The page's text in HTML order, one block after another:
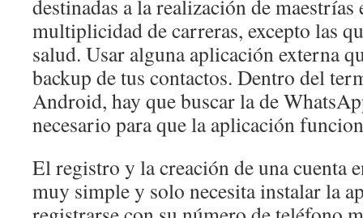
destinadas a la realización de maestrías
multiplicidad de carreras, excepto las
salud. Usar alguna aplicación externa
backup de tus contactos. Dentro del
Android, hay que buscar la de
necesario para que la aplicación
El registro y la creación de una cuenta
muy simple y solo necesita instalar la